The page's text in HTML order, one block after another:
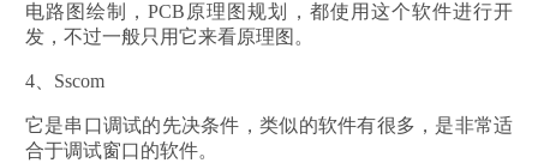
电路图绘制，PCB原理图规划，都使用这个软件进行开
发，不过一般只用它来看原理图。
4、Sscom
它是串口调试的先决条件，类似的软件有很多，是非常适
合于调试窗口的软件。